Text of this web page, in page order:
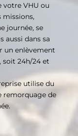
votre VHU ou
journée, se
aussi dans sa
un enlèvement
soit 24h/24 et
utilise du
remorquage de